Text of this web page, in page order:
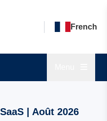
French
| Août 2026